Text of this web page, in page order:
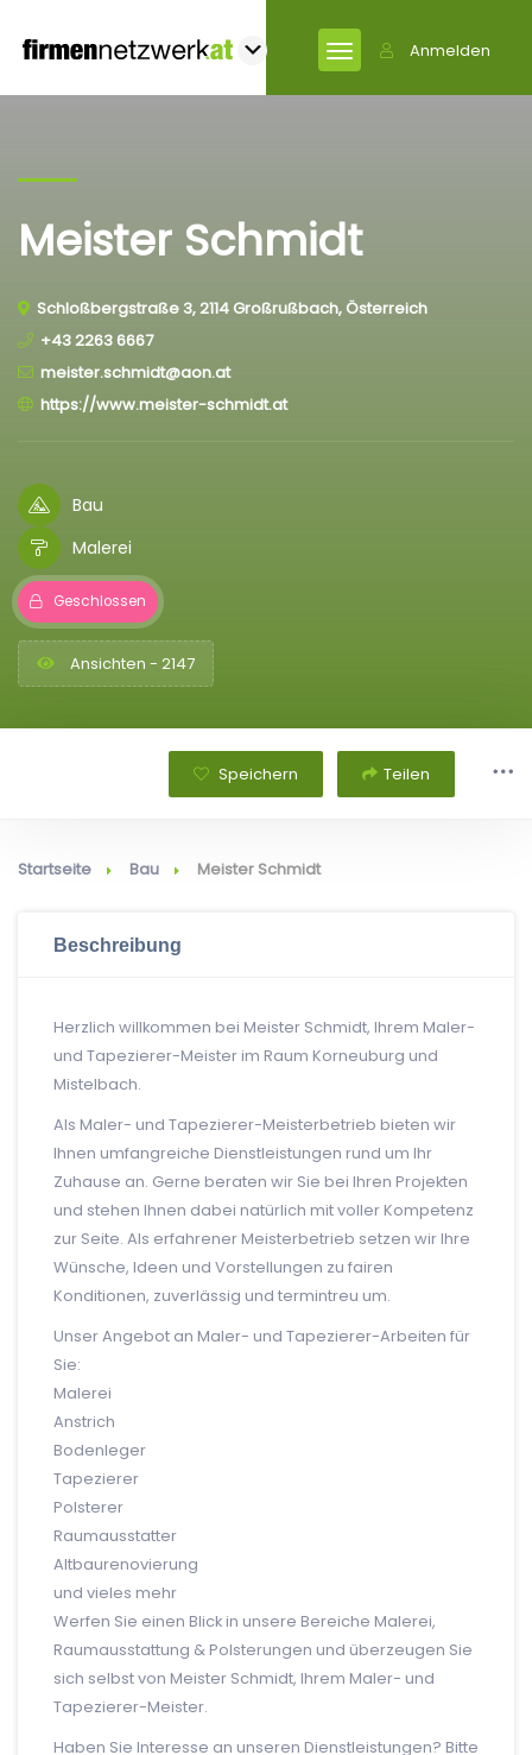
Anmelden
Meister Schmidt
Schloßbergstraße 3, 2114 Großrußbach, Österreich
+43 2263 6667
meister.schmidt@aon.at
https://www.meister-schmidt.at
Bau
Malerei
Geschlossen
Ansichten - 2147
Speichern Teilen
Startseite Bau Meister Schmidt
Beschreibung
Herzlich willkommen bei Meister Schmidt, Ihrem Maler-
und Tapezierer-Meister im Raum Korneuburg und
Mistelbach.
Als Maler- und Tapezierer-Meisterbetrieb bieten wir
Ihnen umfangreiche Dienstleistungen rund um Ihr
Zuhause an. Gerne beraten wir Sie bei Ihren Projekten
und stehen Ihnen dabei natürlich mit voller Kompetenz
zur Seite. Als erfahrener Meisterbetrieb setzen wir Ihre
Wünsche, Ideen und Vorstellungen zu fairen
Konditionen, zuverlässig und termintreu um.
Unser Angebot an Maler- und Tapezierer-Arbeiten für
Sie:
Malerei
Anstrich
Bodenleger
Tapezierer
Polsterer
Raumausstatter
Altbaurenovierung
und vieles mehr
Werfen Sie einen Blick in unsere Bereiche Malerei,
Raumausstattung & Polsterungen und überzeugen Sie
sich selbst von Meister Schmidt, Ihrem Maler- und
Tapezierer-Meister.
Haben Sie Interesse an unseren Dienstleistungen? Bitte